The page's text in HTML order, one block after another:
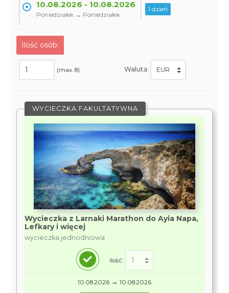
10.08.2026 - 10.08.2026
Poniedziałek → Poniedziałek
1 dzień
Ilość osób:
(max. 8) Waluta:
WYCIECZKA FAKULTATYWNA
Wycieczka z Larnaki Marathon do Ayia Napa,
Lefkary i więcej
wycieczka jednodniowa
Ilość:
10.08.2026 → 10.08.2026